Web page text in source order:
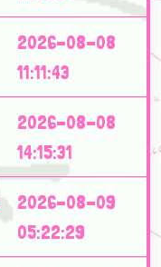
2026-08-08
11:11:43
2026-08-08
14:15:31
2026-08-09
05:22:29